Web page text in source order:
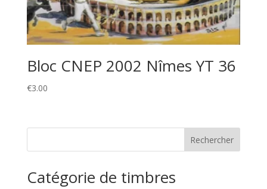
Bloc CNEP 2002 Nîmes YT 36
€3.00
Catégorie de timbres